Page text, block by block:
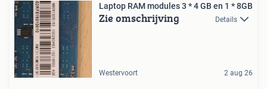
Laptop RAM modules 3 * 4 GB en 1 * 8GB
Zie omschrijving Details
Westervoort 2 aug 26